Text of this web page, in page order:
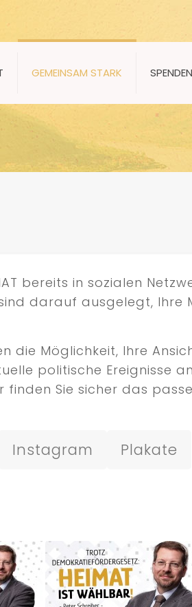
GEMEINSAM STARK SPENDEN
bereits in sozialen
darauf ausgelegt, Ihre
die Möglichkeit, Ihre
politische Ereignisse
Sie sicher das
Instagram Plakate